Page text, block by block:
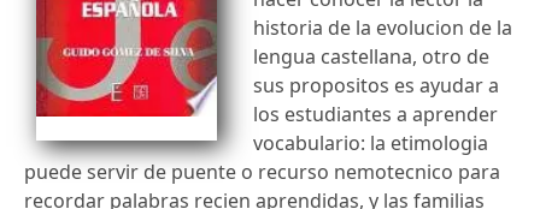
historia de la evolucion de la
lengua castellana, otro de
sus propositos es ayudar a
los estudiantes a aprender
vocabulario: la etimologia
puede servir de puente o recurso nemotecnico para
recordar palabras recien aprendidas, y las familias